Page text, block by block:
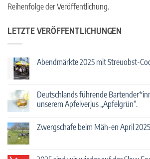
Reihenfolge der Veröffentlichung.
LETZTE VERÖFFENTLICHUNGEN
Abendmärkte 2025 mit Streuobst-
Abendmärkte
2025
mit
Deutschlands führende
unserem Apfelverjus „Apfelgrün“.
zu
Deutschlands
Zwergschafe beim Mäh-en April 2025
Zwergschafe